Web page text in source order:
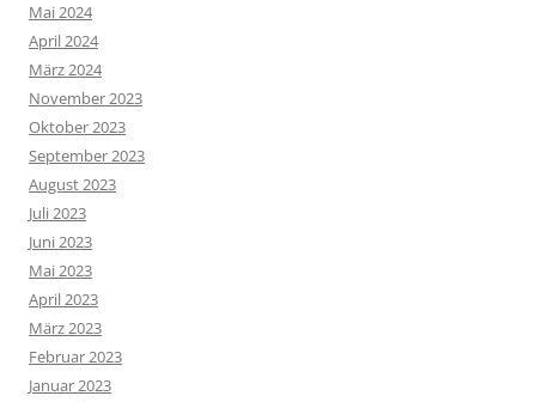
Mai 2024
April 2024
März 2024
November 2023
Oktober 2023
September 2023
August 2023
Juli 2023
Juni 2023
Mai 2023
April 2023
März 2023
Februar 2023
Januar 2023